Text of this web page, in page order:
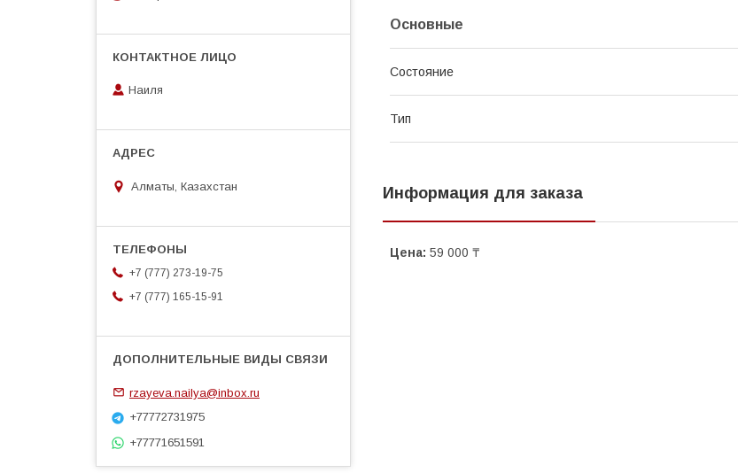
Основные
Состояние
Тип
Информация для заказа
Цена: 59 000 ₸
Наиля
Алматы, Казахстан
+7 (777) 273-19-75
+7 (777) 165-15-91
rzayeva.nailya@inbox.ru
+77772731975
+77771651591